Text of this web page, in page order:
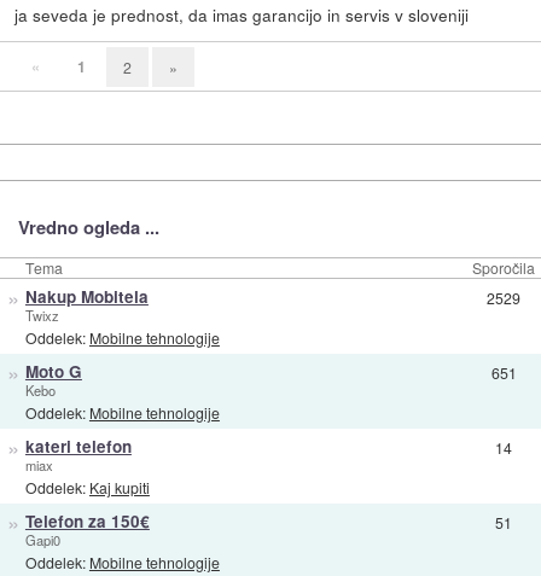
ja seveda je prednost, da imas garancijo in servis v sloveniji
« 1 2 »
Vredno ogleda ...
Tema Sporočila
» Nakup Mobitela
Twixz
Oddelek: Mobilne tehnologije
2529
» Moto G
Kebo
Oddelek: Mobilne tehnologije
651
» kateri telefon
miax
Oddelek: Kaj kupiti
14
» Telefon za 150€
Gapi0
Oddelek: Mobilne tehnologije
51